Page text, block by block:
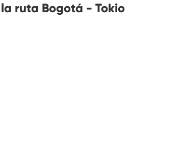
ruta Bogotá - Tokio